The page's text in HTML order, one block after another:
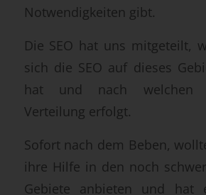
Notwendigkeiten gibt.
Die SEO hat uns mitgeteilt,
sich die SEO auf dieses
hat und nach welchen
Verteilung erfolgt.
Sofort nach dem Beben,
ihre Hilfe in den noch
Gebiete anbieten und hat